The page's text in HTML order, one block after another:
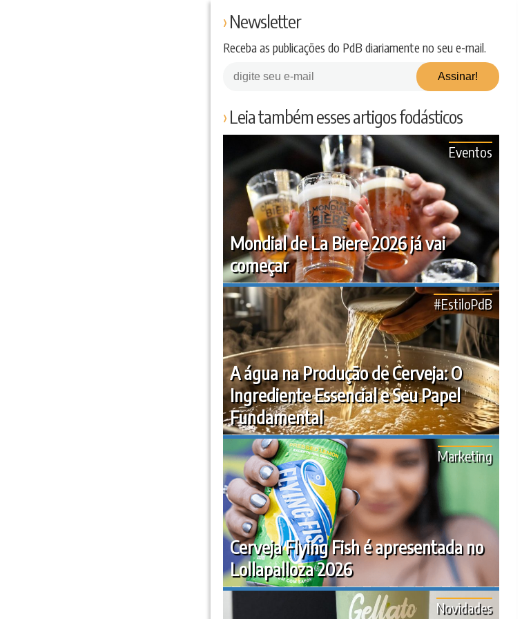
Newsletter
Receba as publicações do PdB diariamente no seu e-mail.
Leia também esses artigos fodásticos
Mondial de La Biere 2026 já vai
começar
Eventos
A água na Produção de Cerveja: O
Ingrediente Essencial e Seu Papel
Fundamental
#EstiloPdB
Cerveja Flying Fish é apresentada no
Lollapalloza 2026
Marketing
Novidades